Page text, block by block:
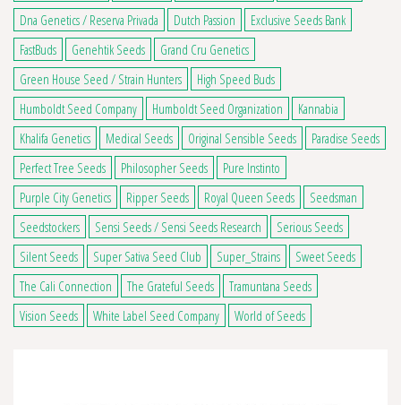
Dna Genetics / Reserva Privada
Dutch Passion
Exclusive Seeds Bank
FastBuds
Genehtik Seeds
Grand Cru Genetics
Green House Seed / Strain Hunters
High Speed Buds
Humboldt Seed Company
Humboldt Seed Organization
Kannabia
Khalifa Genetics
Medical Seeds Original Sensible Seeds
Paradise Seeds
Perfect Tree Seeds
Philosopher Seeds
Pure Instinto
Purple City Genetics
Ripper Seeds Royal Queen Seeds
Seedsman
Seedstockers
Sensi Seeds / Sensi Seeds Research
Serious Seeds
Silent Seeds
Super Sativa Seed Club Super_Strains
Sweet Seeds
The Cali Connection
The Grateful Seeds
Tramuntana Seeds
Vision Seeds
White Label Seed Company World of Seeds